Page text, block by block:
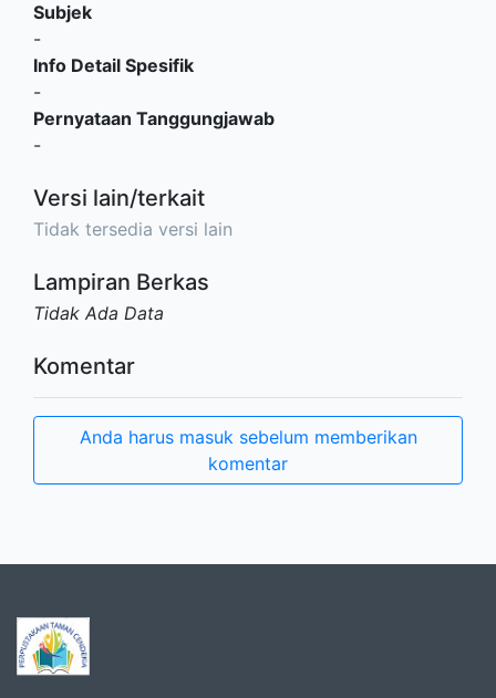
Subjek
-
Info Detail Spesifik
-
Pernyataan Tanggungjawab
-
Versi lain/terkait
Tidak tersedia versi lain
Lampiran Berkas
Tidak Ada Data
Komentar
Anda harus masuk sebelum memberikan
komentar